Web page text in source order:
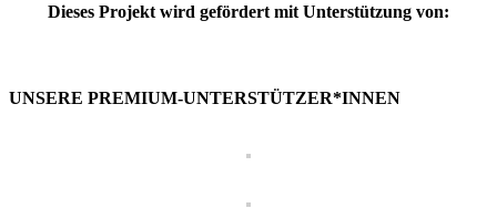
Dieses Projekt wird gefördert mit Unterstützung von:
UNSERE PREMIUM-UNTERSTÜTZER*INNEN